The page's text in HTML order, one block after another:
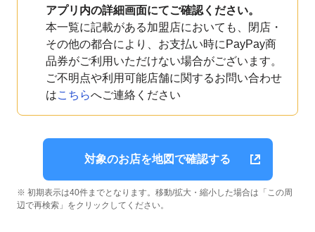
アプリ内の詳細画面にてご確認ください。
本一覧に記載がある加盟店においても、閉店・
その他の都合により、お支払い時にPayPay商
品券がご利用いただけない場合がございます。
ご不明点や利用可能店舗に関するお問い合わせ
はこちらへご連絡ください
対象のお店を地図で確認する
※ 初期表示は40件までとなります。移動/拡大・縮小した場合は「この周
辺で再検索」をクリックしてください。